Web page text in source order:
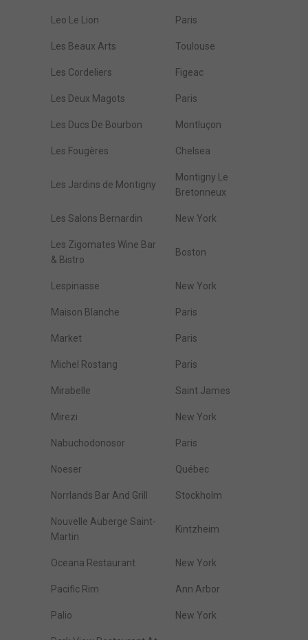
Leo Le Lion Paris
Les Beaux Arts Toulouse
Les Cordeliers Figeac
Les Deux Magots Paris
Les Ducs De Bourbon Montluçon
Les Fougères Chelsea
Les Jardins de Montigny
Montigny Le
Bretonneux
Les Salons Bernardin New York
Les Zigomates Wine Bar
& Bistro
Boston
Lespinasse New York
Maison Blanche Paris
Market Paris
Michel Rostang Paris
Mirabelle Saint James
Mirezi New York
Nabuchodonosor Paris
Noeser Québec
Norrlands Bar And Grill Stockholm
Nouvelle Auberge Saint-
Martin
Kintzheim
Oceana Restaurant New York
Pacific Rim Ann Arbor
Palio New York